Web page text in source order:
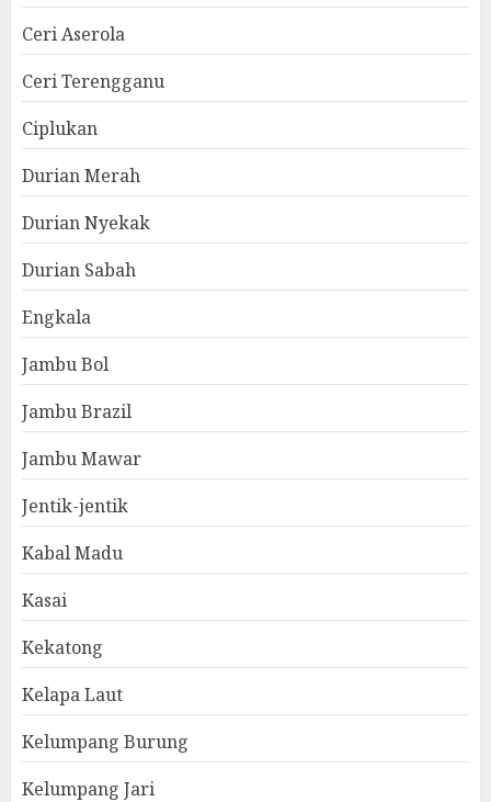
Ceri Aserola
Ceri Terengganu
Ciplukan
Durian Merah
Durian Nyekak
Durian Sabah
Engkala
Jambu Bol
Jambu Brazil
Jambu Mawar
Jentik-jentik
Kabal Madu
Kasai
Kekatong
Kelapa Laut
Kelumpang Burung
Kelumpang Jari